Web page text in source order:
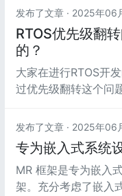
为120的线程进行公
话。从抓取的一份
看，其份额大概是
随便框的，数据不够
了）。大概有个概念
入分...
发布了文章 · 2025年06
RTOS优先级翻
的？
大家在进行RTOS开
过优先级翻转这个问
违背了抢占式内核的
中优先级翻转问题的
访问，特别是互斥锁
的RTOS都有集成优
施，不够每家各有不
发布了文章 · 2025年06
专为嵌入式系统
MR 框架是专为嵌入
架。充分考虑了嵌入